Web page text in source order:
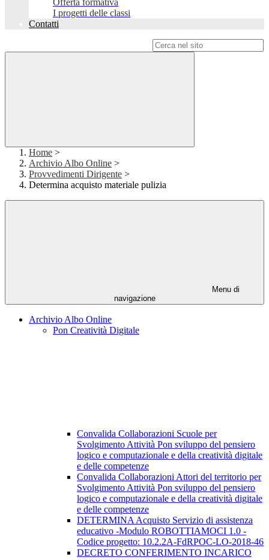
Offerta formativa
I progetti delle classi
Contatti
Home >
Archivio Albo Online >
Provvedimenti Dirigente >
Determina acquisto materiale pulizia
Menu di
navigazione
Archivio Albo Online
Pon Creatività Digitale
Convalida Collaborazioni Scuole per
Svolgimento Attività Pon sviluppo del pensiero
logico e computazionale e della creatività digitale
e delle competenze
Convalida Collaborazioni Attori del territorio per
Svolgimento Attività Pon sviluppo del pensiero
logico e computazionale e della creatività digitale
e delle competenze
DETERMINA Acquisto Servizio di assistenza
educativo -Modulo ROBOTTIAMOCI 1.0 -
Codice progetto: 10.2.2A-FdRPOC-LO-2018-46
DECRETO CONFERIMENTO INCARICO